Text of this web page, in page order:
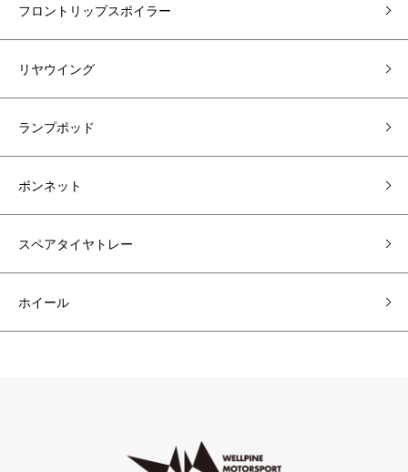
フロントリップスポイラー
リヤウイング
ランプポッド
ボンネット
スペアタイヤトレー
ホイール